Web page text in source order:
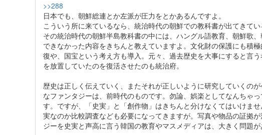
>>288
日本でも、朝鮮総連とか左派が圧力をとかあるんですよ。
こういう所に来ているなら、統治時代の朝鮮での教科書が出てきて
その統治時代の朝鮮半島教科書の中には、ハングル語教育、朝鮮歌
できなかった内容をきちんと教えていますよ。文化財の保護にも積
復や、国宝という考え方も導入。元々、過去歴史を大事にすると言
を放置していたのを復活させたのも統治府。
歴史は正しく伝えていく、またそれが正しいように研究していくの
なファンタジーは、前時代のものです。勿論、娯楽としてなんちゃ
す。ですが、「史実」と「創作物」はきちんと分けなくてはいけま
実なのか比較調査なども必要になってきますが。写真や物品の証拠
ジーを史実と声高に言う韓国の教育やマスメディアは、大きく問題が